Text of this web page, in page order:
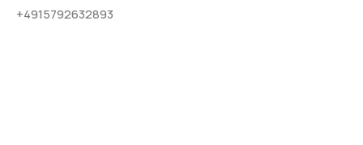
+4915792632893